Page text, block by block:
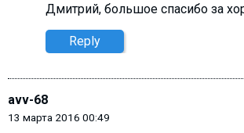
Дмитрий, большое спасибо за
Reply
avv-68
13 марта 2016 00:49